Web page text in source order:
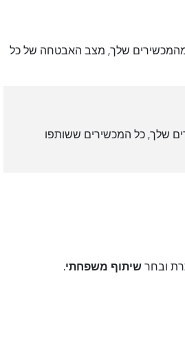
שלך, מצב האבטחה של כל
שלך, כל המכשירים ששותפו
ובחרשיתוף משפחתי.